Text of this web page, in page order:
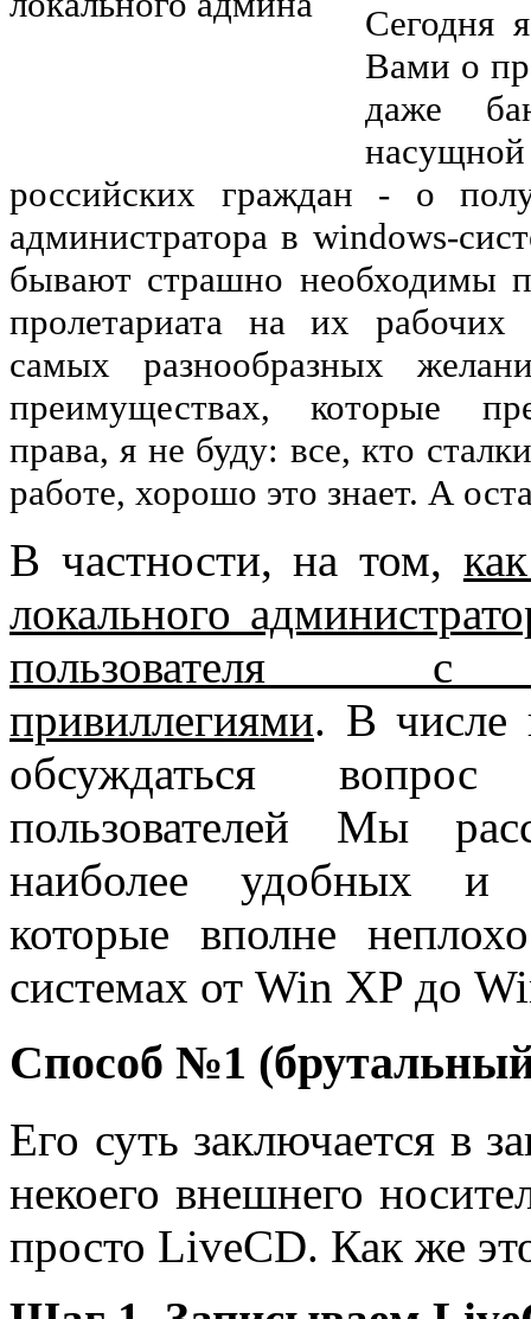
Сегодня
Вами о
даже
российских граждан - о
администратора в windows-
бывают страшно необходимы
пролетариата на их рабочих
самых разнообразных
преимуществах, которые
права, я не буду: все, кто
работе, хорошо это знает. А
В частности, на том,
локального
пользователя с
привиллегиями. В числе
обсуждаться
пользователей Мы
наиболее удобных и
которые вполне
системах от Win XP до
Способ №1
Его суть заключается в
некоего внешнего
просто LiveCD. Как же